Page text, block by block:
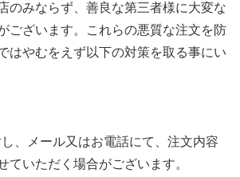
のみならず、善良な第三者様に大変な
ございます。これらの悪質な注文を防
はやむをえず以下の対策を取る事にい
、メール又はお電話にて、注文内容
ていただく場合がございます。